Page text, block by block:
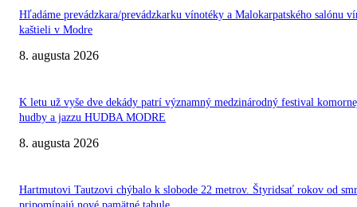
Hľadáme prevádzkara/prevádzkarku vínotéky a Malokarpatského salónu
kaštieli v Modre
8. augusta 2026
K letu už vyše dve dekády patrí významný medzinárodný festival
hudby a jazzu HUDBA MODRE
8. augusta 2026
Hartmutovi Tautzovi chýbalo k slobode 22 metrov. Štyridsať rokov od